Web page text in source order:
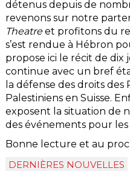
détenus depuis de
revenons sur notre
Theatreet profitons du
s’est rendue à Hébron
propose ici le récit de dix
continue avec un bref
la défense des droits des
Palestiniens en Suisse.
exposent la situation de
des événements pour les
Bonne lecture et au
DERNIÈRES NOUVELLES